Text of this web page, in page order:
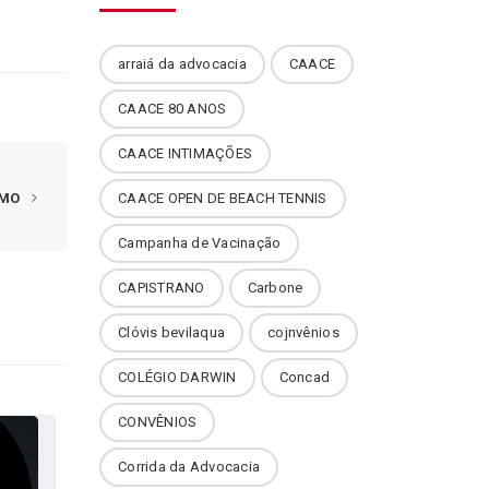
arraiá da advocacia CAACE
CAACE 80 ANOS
CAACE INTIMAÇÕES
CAACE OPEN DE BEACH TENNIS
Campanha de Vacinação
CAPISTRANO Carbone
Clóvis bevilaqua cojnvênios
COLÉGIO DARWIN Concad
CONVÊNIOS
Corrida da Advocacia